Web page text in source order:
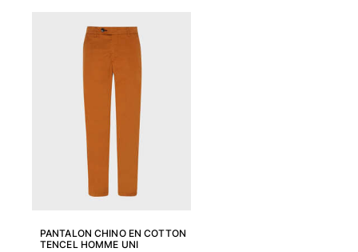
Femme
Tous les articles
Maillots de bain
Deux pièces
Une pièce
Hauts
Tous les articles
PANTALON CHINO EN COTTON
TENCEL HOMME UNI